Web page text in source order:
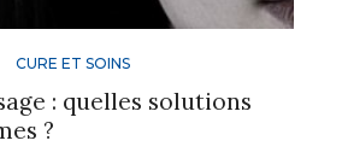
CURE ET SOINS
: quelles solutions
?